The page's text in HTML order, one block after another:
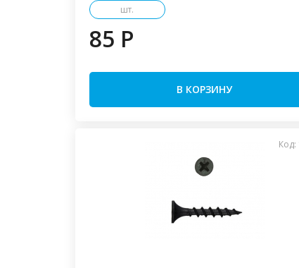
шт.
85 P
В КОРЗИНУ
Код: